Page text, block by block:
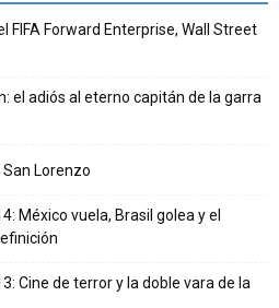
FIFA Forward Enterprise, Wall Street
el adiós al eterno capitán de la garra
Lorenzo
México vuela, Brasil golea y el
Cine de terror y la doble vara de la